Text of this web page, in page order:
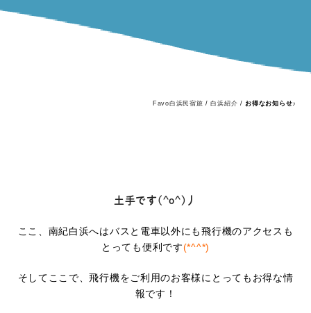
Favo白浜民宿旅 /白浜紹介 /お得なお知らせ♪
土手です(^o^)丿
ここ、南紀白浜へはバスと電車以外にも飛行機のアクセスも
とっても便利です(*^^*)
そしてここで、飛行機をご利用のお客様にとってもお得な情
報です！